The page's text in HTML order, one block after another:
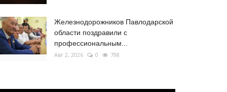
Железнодорожников Павлодарской
области поздравили с
профессиональным...
Авг 2, 2026 0 798